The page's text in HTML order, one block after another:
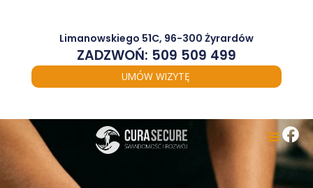
Limanowskiego 51C, 96-300 Żyrardów
ZADZWOŃ: 509 509 499
UMÓW WIZYTĘ